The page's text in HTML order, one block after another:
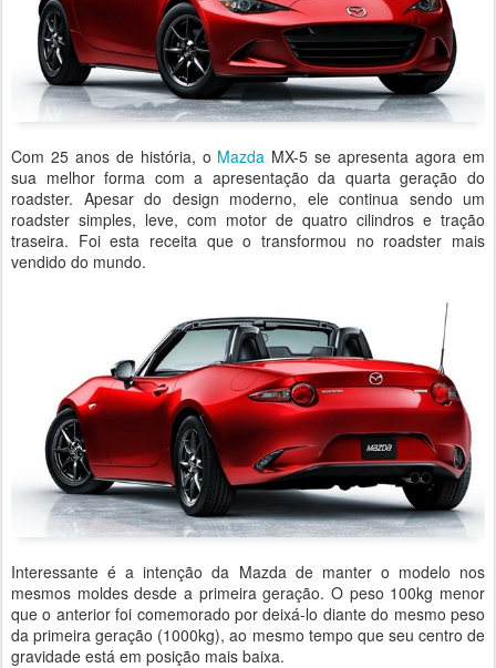
Com 25 anos de história, o Mazda MX-5 se apresenta agora em
sua melhor forma com a apresentação da quarta geração do
roadster. Apesar do design moderno, ele continua sendo um
roadster simples, leve, com motor de quatro cilindros e tração
traseira. Foi esta receita que o transformou no roadster mais
vendido do mundo.
Interessante é a intenção da Mazda de manter o modelo nos
mesmos moldes desde a primeira geração. O peso 100kg menor
que o anterior foi comemorado por deixá-lo diante do mesmo peso
da primeira geração (1000kg), ao mesmo tempo que seu centro de
gravidade está em posição mais baixa.